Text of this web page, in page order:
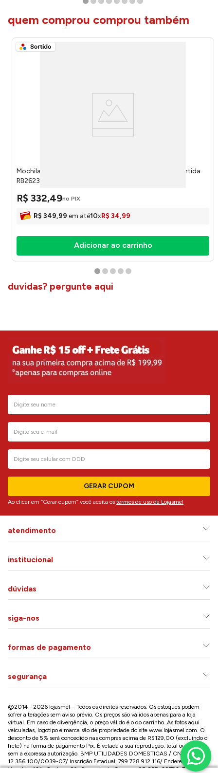
quem comprou comprou também
Mochila de Costas Rebecca Bonbon Com Chaveiro Sortida
RB26231 - Up
R$ 332,49no PIX
R$ 349,99 em até10xR$ 34,99
Adicionar ao carrinho
duvidas? pergunte aqui
GERAR CUPOM
Ao clicar em “Gerar cupom” você aceita os termos de uso da Lojasmel
atendimento
institucional
dúvidas
siga-nos
formas de pagamento
segurança
@2014 - 2026 lojasmel – Todos os direitos reservados. Os estoques podem
sofrer alterações sem aviso prévio. Os preços são válidos apenas para a loja
virtual. Em caso de divergência, o preço válido é o do carrinho. As fotos aqui
veiculadas, logotipo e marca são de propriedade do site www.lojasmel.com. O
desconto de 5% será concedido nas compras acima de R$129,00 (excluindo o
frete) na forma de pagamento Pix. É vetada a sua reprodução, total ou parcial,
sem a expressa autorização. BMP UTILIDADES DOMESTICAS / CNPJ:
12.356.100/0039-07/ Inscrição Estadual: 799.728.912.116/ Endereço: R José
Versolato,101 , Centro – São Bernardo do Campo - SP CEP: 09750-730